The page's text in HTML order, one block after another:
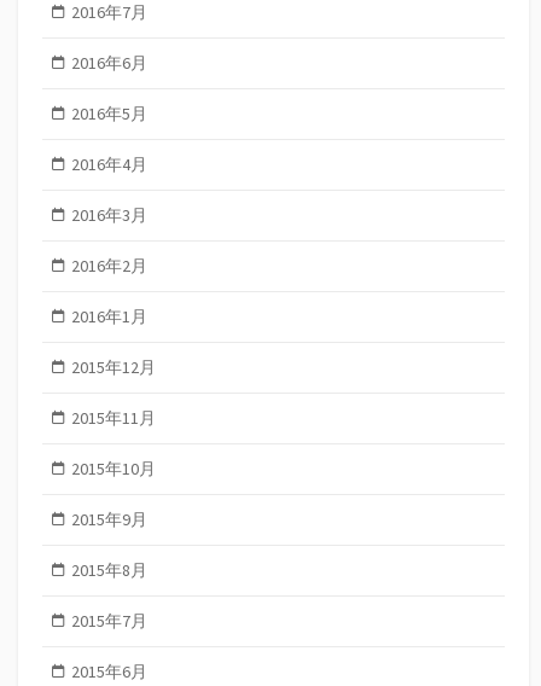
2016年7月
2016年6月
2016年5月
2016年4月
2016年3月
2016年2月
2016年1月
2015年12月
2015年11月
2015年10月
2015年9月
2015年8月
2015年7月
2015年6月